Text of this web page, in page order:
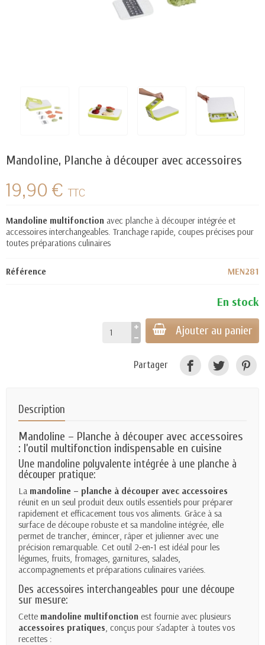
Mandoline, Planche à découper avec accessoires
19,90 € TTC
Mandoline multifonction avec planche à découper intégrée et
accessoires interchangeables. Tranchage rapide, coupes précises pour
toutes préparations culinaires
Référence MEN281
En stock
Ajouter au panier
Partager
Description
Mandoline – Planche à découper avec accessoires
: l’outil multifonction indispensable en cuisine
Une mandoline polyvalente intégrée à une planche à
découper pratique:
La mandoline – planche à découper avec accessoires
réunit en un seul produit deux outils essentiels pour préparer
rapidement et efficacement tous vos aliments. Grâce à sa
surface de découpe robuste et sa mandoline intégrée, elle
permet de trancher, émincer, râper et julienner avec une
précision remarquable. Cet outil 2‑en‑1 est idéal pour les
légumes, fruits, fromages, garnitures, salades,
accompagnements et préparations culinaires variées.
Des accessoires interchangeables pour une découpe
sur mesure:
Cette mandoline multifonction est fournie avec plusieurs
accessoires pratiques , conçus pour s’adapter à toutes vos
recettes :